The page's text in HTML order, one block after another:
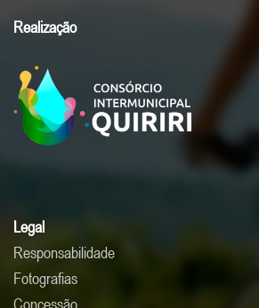
Realização
Legal
Responsabilidade
Fotografias
Concessão